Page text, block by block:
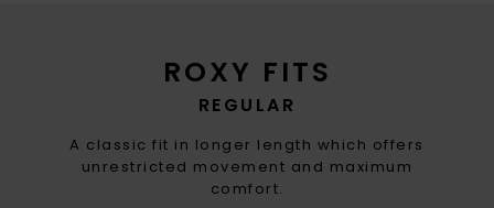
ROXY FITS
REGULAR
A classic fit in longer length which offers
unrestricted movement and maximum
comfort.